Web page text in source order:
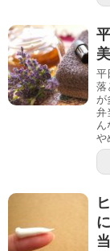
平
落
が
弁
ん
や